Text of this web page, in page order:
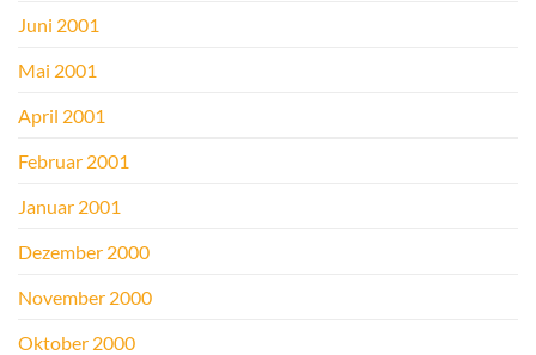
Juni 2001
Mai 2001
April 2001
Februar 2001
Januar 2001
Dezember 2000
November 2000
Oktober 2000